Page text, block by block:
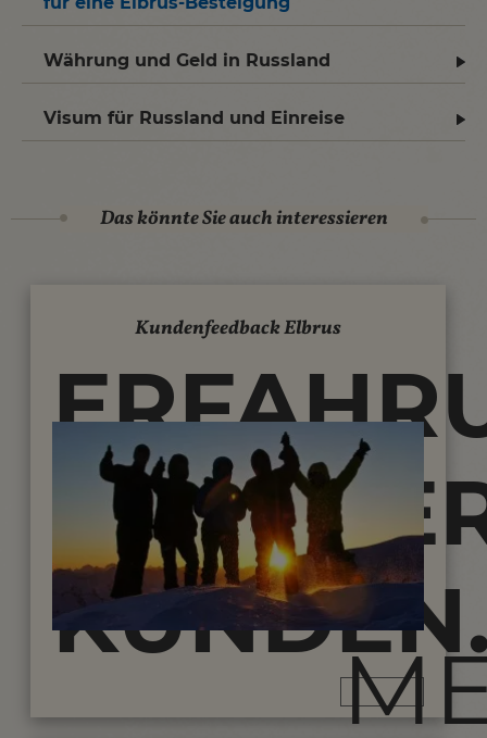
Währung und Geld in Russland
Visum für Russland und Einreise
Das könnte Sie auch interessieren
Kundenfeedback Elbrus